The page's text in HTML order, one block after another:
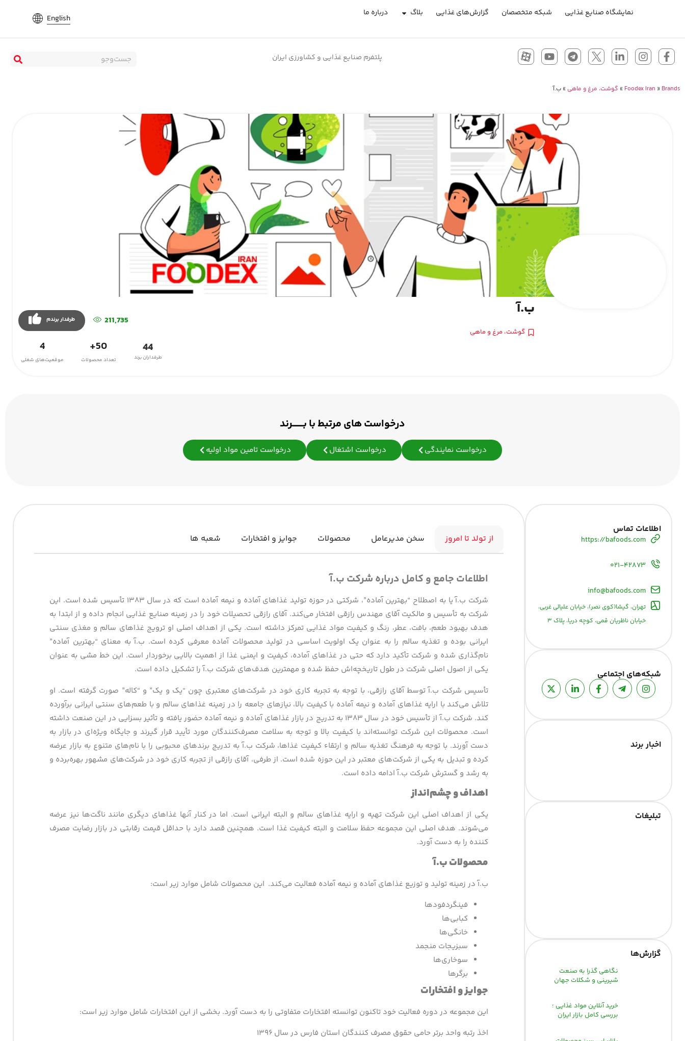
نمایشگاه صنایع غذایی شبکه متخصصان گزارش‌های غذایی بلاگ درباره ما English
پلتفرم صنایع غذایی و کشاورزی ایران
Foodex Iran » Brands
» گوشت، مرغ و ماهی » ب.آ
ب.آ
گوشت، مرغ و ماهی
طرفدار برندم 211,735
44
طرفداران برند
50+
تعداد محصولات
4
موقعیت‌های شغلی
درخواست های مرتبط با بـــــــرند
درخواست نمایندگی درخواست اشتغال درخواست تامین مواد اولیه
اطلاعات تماس
https://bafoods.com
۰۲۱-۴۲۸۷۳
info@bafoods.com
تهران، گیشا(کوی نصر)، خیابان علیالی غربی،
خیابان ناظریان قمی، کوچه دریا، پلاک ۳
شبکه‌های اجتماعی
اخبار برند
تبلیغات
گزارش‌‌ها
نگاهی گذرا به صنعت
شیرینی و شکلات جهان
خرید آنلاین مواد غذایی ؛
بررسی کامل بازار ایران
از تولد تا امروز سخن مدیرعامل محصولات جوایز و افتخارات شعبه ها
اطلاعات جامع و کامل درباره شرکت ب.آ
شرکت ب.آ یا به اصطلاح “بهترین آماده”، شرکتی در حوزه تولید غذاهای آماده و نیمه آماده است که در سال ۱۳۸۳ تأسیس شده است. این
شرکت به تأسیس و مالکیت آقای مهندس رازقی افتخار می‌کند. آقای رازقی تحصیلات خود را در زمینه صنایع غذایی انجام داده و از ابتدا به
هدف بهبود طعم، بافت، عطر، رنگ و کیفیت مواد غذایی تمرکز داشته است. یکی از اهداف اصلی او ترویج غذاهای سالم و مغذی سنتی
ایرانی بوده و تغذیه سالم را به عنوان یک اولویت اساسی در تولید محصولات آماده معرفی کرده است. ب.آ به معنای “بهترین آماده”
نام‌گذاری شده و شرکت تأکید دارد که حتی در غذاهای آماده، کیفیت و ایمنی غذا از اهمیت بالایی برخوردار است. این خط مشی به عنوان
یکی از اصول اصلی شرکت در طول تاریخچه‌اش حفظ شده و مهمترین هدف‌های شرکت ب.آ را تشکیل داده است.
تأسیس شرکت ب.آ توسط آقای رازقی، با توجه به تجربه کاری خود در شرکت‌های معتبری چون “یک و یک” و “کاله” صورت گرفته است. او
تلاش می‌کند با ارایه غذاهای آماده و نیمه آماده با کیفیت بالا، نیازهای جامعه را در زمینه غذاهای سالم و با طعم‌های سنتی ایرانی برآورده
کند. شرکت ب.آ از تأسیس خود در سال ۱۳۸۳ به تدریج در بازار غذاهای آماده و نیمه آماده حضور یافته و تأثیر بسزایی در این صنعت داشته
است. محصولات این شرکت توانسته‌اند با کیفیت بالا و توجه به سلامت مصرف‌کنندگان مورد تأیید قرار گیرند و جایگاه ویژه‌ای در بازار به
دست آورند. با توجه به فرهنگ تغذیه سالم و ارتقاء کیفیت غذاها، شرکت ب.آ به تدریج برندهای محبوبی را با نام‌های متنوع به بازار عرضه
کرده و تبدیل به یکی از شرکت‌های معتبر در این حوزه شده است. از طرفی، آقای رازقی از تجربه کاری خود در شرکت‌های مشهور بهره‌برده و
به رشد و گسترش شرکت ب.آ ادامه داده است.
اهداف و چشم­‌انداز
یکی از اهداف اصلی این شرکت تهیه و ارایه غذاهای سالم و البته ایرانی است. اما در کنار آنها غذاهای دیگری مانند ناگت‌ها نیز عرضه
می‌شوند. هدف اصلی این مجموعه حفظ سلامت و البته کیفیت غذا است. همچنین قصد دارد با حداقل قیمت رقابتی در بازار رضایت مصرف
کننده را به دست آورد.
محصولات ب.آ
ب.آ در زمینه تولید و توزیع غذاهای آماده و نیمه آماده فعالیت می‌کند. این محصولات شامل موارد زیر است:
فینگردفودها
کبابی‌ها
خانگی‌ها
سبزیجات منجمد
سوخاری‌ها
برگرها
جوایز و افتخارات
این مجموعه در دوره فعالیت خود تاکنون توانسته افتخارات متفاوتی را به دست آورد. بخشی از این افتخارات شامل موارد زیر است:
اخذ رتبه واحد برتر حامی حقوق مصرف کنندگان استان فارس در سال ۱۳۹۶